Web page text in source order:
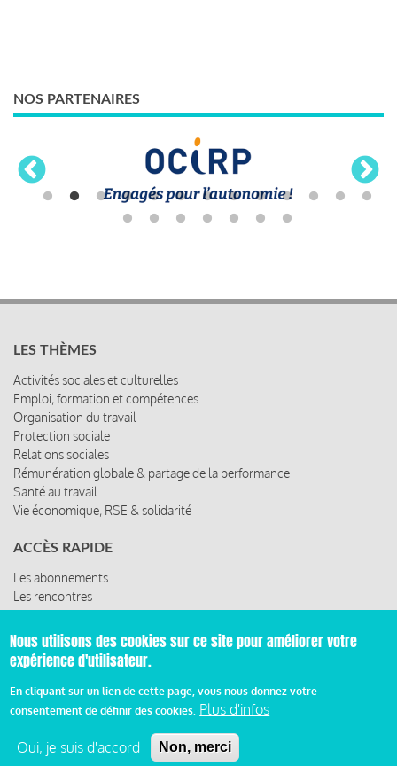
NOS PARTENAIRES
LES THÈMES
Activités sociales et culturelles
Emploi, formation et compétences
Organisation du travail
Protection sociale
Rémunération globale & partage de la performance
Vie économique, RSE & solidarité
Les abonnements
Les rencontres
Les ressources
© 2019 Miroir Social - Réalisé par
Nous utilisons des cookies sur ce site pour améliorer votre
expérience d'utilisateur.
En cliquant sur un lien de cette page, vous nous donnez votre
consentement de définir des cookies. Plus d'infos
Oui, je suis d'accord Non, merci